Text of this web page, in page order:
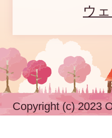
ウ
Copyright (c) 2023